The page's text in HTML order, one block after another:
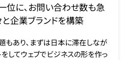
位に、お問い合わせ数も急
と企業ブランドを構築
もあり、まずは日本に滞在しなが
してウェブでビジネスの形を作っ